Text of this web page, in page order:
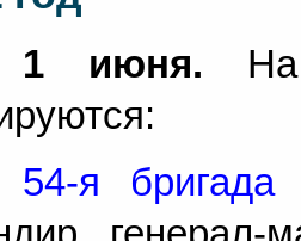
июня. На
54-я бригада